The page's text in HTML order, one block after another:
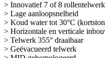
> Innovatief 7 of 8
> Lage aanloopsnelheid
> Koud water tot 30°C
> Horizontale en verticale
> Telwerk 355° draaibaar
> Geëvacueerd telwerk